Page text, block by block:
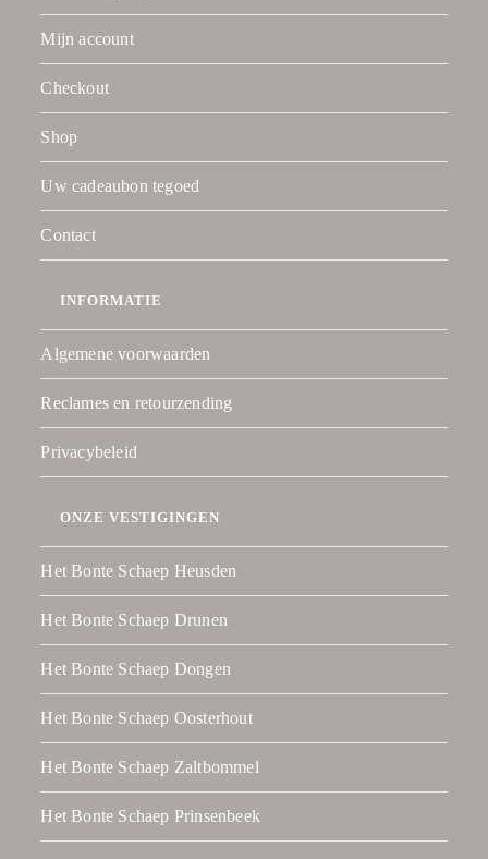
Mijn account
Checkout
Shop
Uw cadeaubon tegoed
Contact
INFORMATIE
Algemene voorwaarden
Reclames en retourzending
Privacybeleid
ONZE VESTIGINGEN
Het Bonte Schaep Heusden
Het Bonte Schaep Drunen
Het Bonte Schaep Dongen
Het Bonte Schaep Oosterhout
Het Bonte Schaep Zaltbommel
Het Bonte Schaep Prinsenbeek